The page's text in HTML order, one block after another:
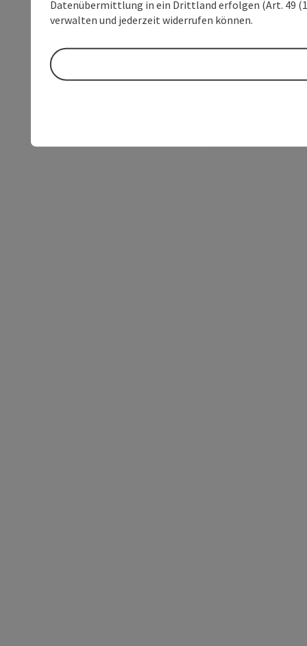
Datenübermittlung in ein Drittland erfolgen (Art. 49
verwalten und jederzeit widerrufen können.